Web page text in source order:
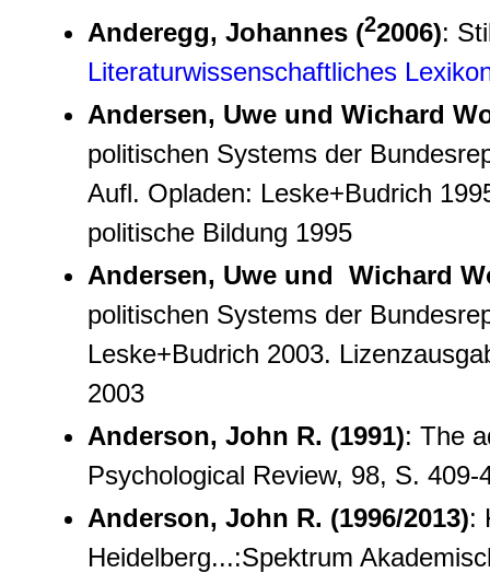
Anderegg, Johannes (22006):
Literaturwissenschaftliches
Andersen, Uwe und Wichard
politischen Systems der
Aufl. Opladen: Leske+Budrich
politische Bildung 1995
Andersen, Uwe und Wichard
politischen Systems der
Leske+Budrich 2003.
2003
Anderson, John R. (1991): The
Psychological Review, 98, S. 409-
Anderson, John R. (1996/2013):
Heidelberg...:Spektrum